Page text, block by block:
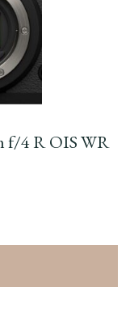
f/4 R OIS WR